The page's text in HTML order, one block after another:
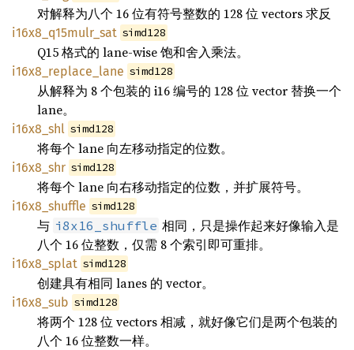
对解释为八个 16 位有符号整数的 128 位 vectors 求反
i16x8_q15mulr_sat simd128
Q15 格式的 lane-wise 饱和舍入乘法。
i16x8_replace_lane simd128
从解释为 8 个包装的 i16 编号的 128 位 vector 替换一个
lane。
i16x8_shl simd128
将每个 lane 向左移动指定的位数。
i16x8_shr simd128
将每个 lane 向右移动指定的位数，并扩展符号。
i16x8_shuffle simd128
与 i8x16_shuffle 相同，只是操作起来好像输入是
八个 16 位整数，仅需 8 个索引即可重排。
i16x8_splat simd128
创建具有相同 lanes 的 vector。
i16x8_sub simd128
将两个 128 位 vectors 相减，就好像它们是两个包装的
八个 16 位整数一样。